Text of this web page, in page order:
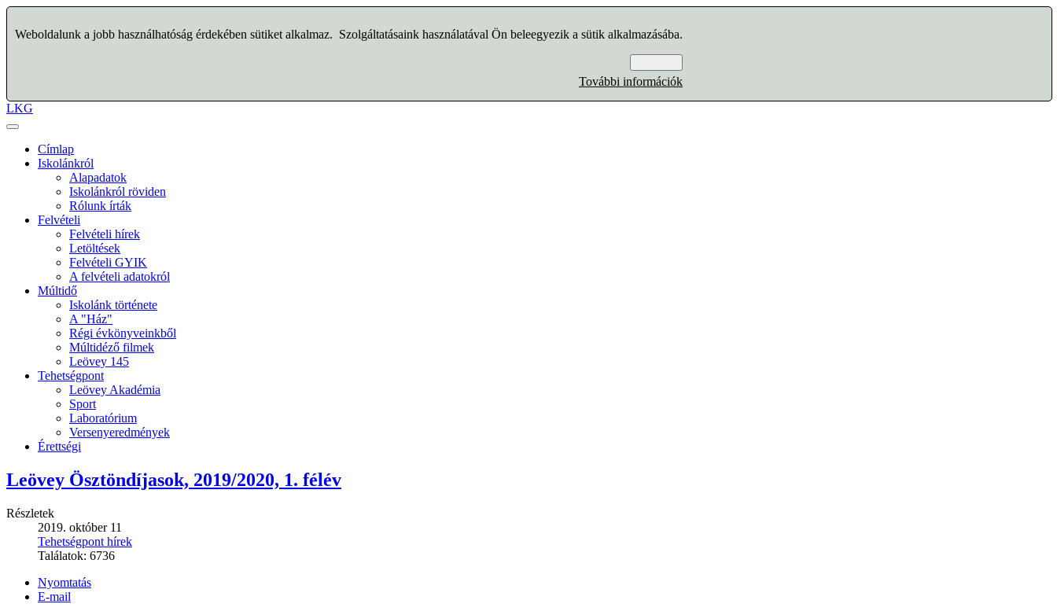
Weboldalunk a jobb használhatóság érdekében sütiket alkalmaz. Szolgáltatásaink használatával Ön beleegyezik a sütik alkalmazásába.
További információk
LKG
Címlap
Iskolánkról
Alapadatok
Iskolánkról röviden
Rólunk írták
Felvételi
Felvételi hírek
Letöltések
Felvételi GYIK
A felvételi adatokról
Múltidő
Iskolánk története
A "Ház"
Régi évkönyveinkből
Múltidéző filmek
Leövey 145
Tehetségpont
Leövey Akadémia
Sport
Laboratórium
Versenyeredmények
Érettségi
Leövey Ösztöndíjasok, 2019/2020, 1. félév
Részletek
2019. október 11
Tehetségpont hírek
Találatok: 6736
Nyomtatás
E-mail